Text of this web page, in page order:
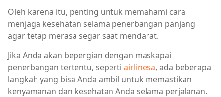
Oleh karena itu, penting untuk memahami cara
menjaga kesehatan selama penerbangan panjang
agar tetap merasa segar saat mendarat.
Jika Anda akan bepergian dengan maskapai
penerbangan tertentu, seperti airlinesa, ada beberapa
langkah yang bisa Anda ambil untuk memastikan
kenyamanan dan kesehatan Anda selama perjalanan.